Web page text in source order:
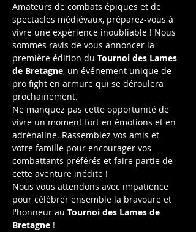
Amateurs de combats épiques et de
spectacles médiévaux, préparez-vous à
vivre une expérience inoubliable ! Nous
sommes ravis de vous annoncer la
première édition du Tournoi des Lames
de Bretagne, un événement unique de
pro fight en armure qui se déroulera
prochainement.
Ne manquez pas cette opportunité de
vivre un moment fort en émotions et en
adrénaline. Rassemblez vos amis et
votre famille pour encourager vos
combattants préférés et faire partie de
cette aventure inédite !
Nous vous attendons avec impatience
pour célébrer ensemble la bravoure et
l'honneur au Tournoi des Lames de
Bretagne !